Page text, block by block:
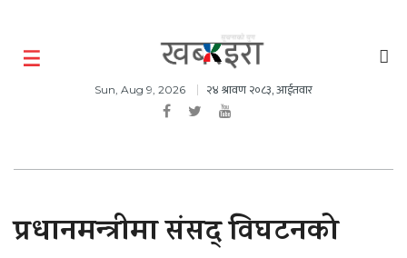
Sun, Aug 9, 2026 २४ श्रावण २०८३, आईतवार
प्रधानमन्त्रीमा संसद् विघटनको